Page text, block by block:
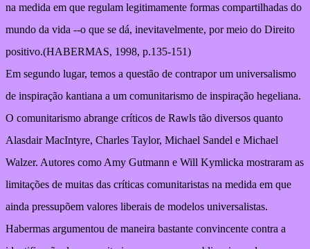
na medida em que regulam legitimamente formas compartilhadas do
mundo da vida --o que se dá, inevitavelmente, por meio do Direito
positivo.(HABERMAS, 1998, p.135-151)
Em segundo lugar, temos a questão de contrapor um universalismo
de inspiração kantiana a um comunitarismo de inspiração hegeliana.
O comunitarismo abrange críticos de Rawls tão diversos quanto
Alasdair MacIntyre, Charles Taylor, Michael Sandel e Michael
Walzer. Autores como Amy Gutmann e Will Kymlicka mostraram as
limitações de muitas das críticas comunitaristas na medida em que
ainda pressupõem valores liberais de modelos universalistas.
Habermas argumentou de maneira bastante convincente contra a